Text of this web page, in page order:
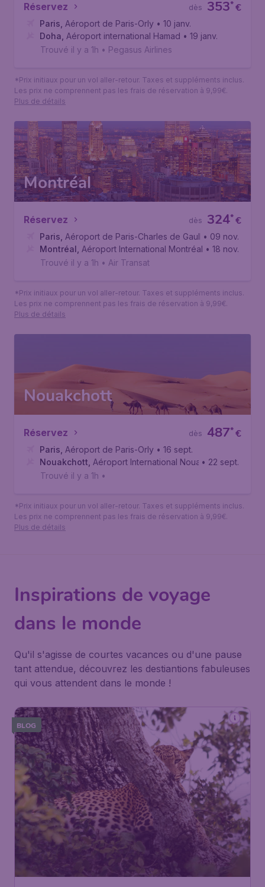
Réservez €
353*
dès
Paris Aéroport de Paris-Orly • 10 janv.
Doha Aéroport international Hamad • 19 janv.
Trouvé il y a 1h • Pegasus Airlines
*Prix initiaux pour un vol aller-retour. Taxes et suppléments inclus.
Les prix ne comprennent pas les frais de réservation à 9,99€.
Plus de détails
Montréal
Réservez €
324*
dès
Paris Aéroport de Paris-Charles de Gaulle• 09 nov.
Montréal Aéroport International Montréal-Trudeau
• 18 nov.
Trouvé il y a 1h • Air Transat
*Prix initiaux pour un vol aller-retour. Taxes et suppléments inclus.
Les prix ne comprennent pas les frais de réservation à 9,99€.
Plus de détails
Nouakchott
Réservez €
487*
dès
Paris Aéroport de Paris-Orly • 16 sept.
Nouakchott Aéroport International
• 22 sept.
Trouvé il y a 1h •
*Prix initiaux pour un vol aller-retour. Taxes et suppléments inclus.
Les prix ne comprennent pas les frais de réservation à 9,99€.
Plus de détails
Inspirations de voyage
dans le monde
Qu'il s'agisse de courtes vacances ou d'une pause
tant attendue, découvrez les destiantions fabuleuses
qui vous attendent dans le monde !
BLOG